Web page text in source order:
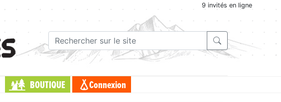
9 invités en ligne
BOUTIQUE Connexion